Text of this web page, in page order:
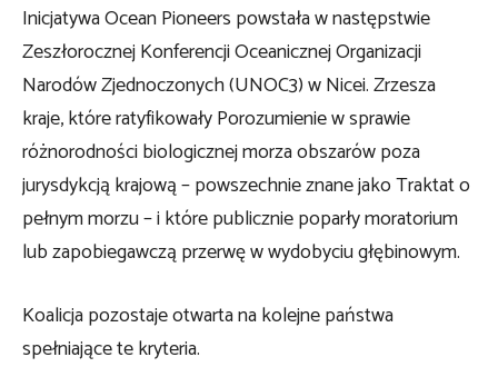
Inicjatywa Ocean Pioneers powstała w następstwie
Zeszłorocznej Konferencji Oceanicznej Organizacji
Narodów Zjednoczonych (UNOC3) w Nicei. Zrzesza
kraje, które ratyfikowały Porozumienie w sprawie
różnorodności biologicznej morza obszarów poza
jurysdykcją krajową – powszechnie znane jako Traktat o
pełnym morzu – i które publicznie poparły moratorium
lub zapobiegawczą przerwę w wydobyciu głębinowym.
Koalicja pozostaje otwarta na kolejne państwa
spełniające te kryteria.